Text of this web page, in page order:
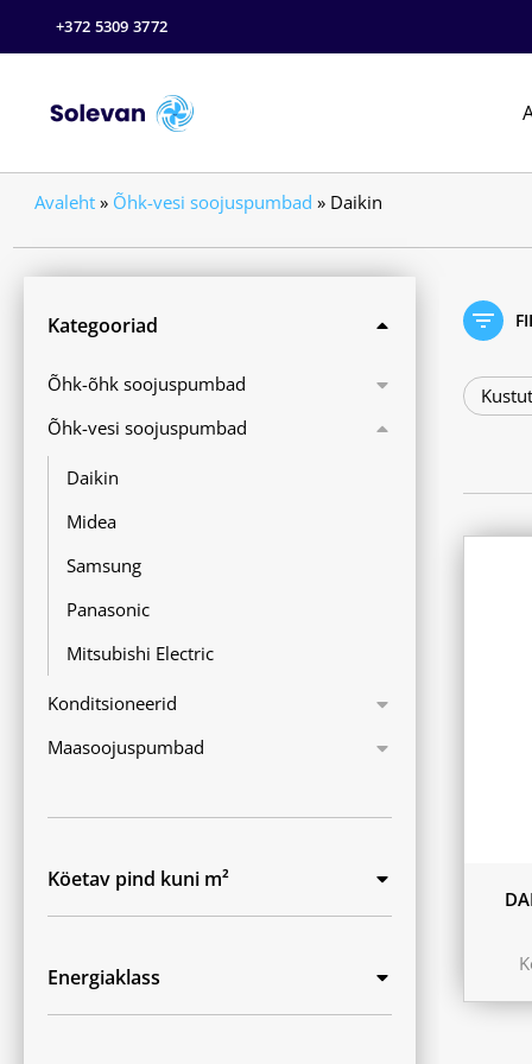
+372 5309 3772
Avaleht » Õhk-vesi soojuspumbad » Daikin
Kategooriad
Õhk-õhk soojuspumbad
Õhk-vesi soojuspumbad
Daikin
Midea
Samsung
Panasonic
Mitsubishi Electric
Konditsioneerid
Maasoojuspumbad
Köetav pind kuni m²
Energiaklass